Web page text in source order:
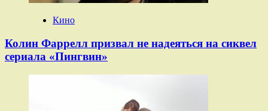
Кино
Колин Фаррелл призвал не надеяться на сиквел
сериала «Пингвин»